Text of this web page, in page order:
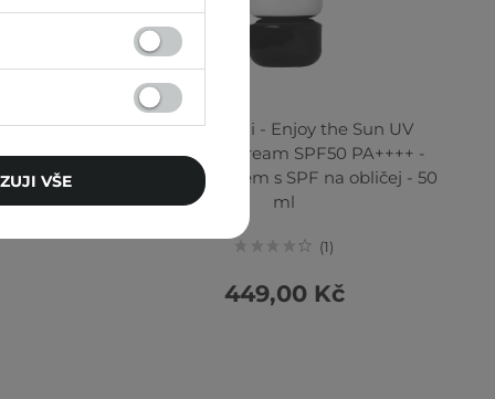
Vita C
na
shaishaishai - Enjoy the Sun UV
Protection Cream SPF50 PA++++ -
Hydratační krém s SPF na obličej - 50
ml
1
449,00 Kč
VŠE